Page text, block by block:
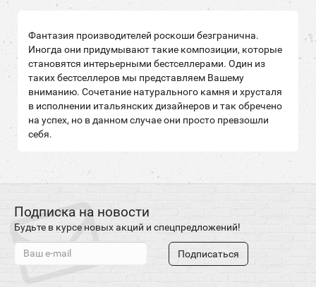
Фантазия производителей роскоши безгранична.
Иногда они придумывают такие композиции, которые
становятся интерьерными бестселлерами. Один из
таких бестселлеров мы представляем Вашему
вниманию. Сочетание натурального камня и хрусталя
в исполнении итальянских дизайнеров и так обречено
на успех, но в данном случае они просто превзошли
себя.
Подписка на новости
Будьте в курсе новых акций и спецпредложений!
Подписаться